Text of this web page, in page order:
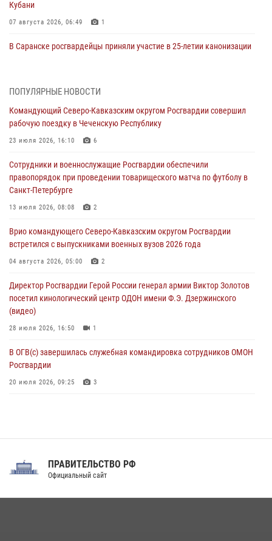
Кубани
07 августа 2026, 06:49 1
В Саранске росгвардейцы приняли участие в 25‑летии канонизации
Народной Республики
07 августа 2026, 05:00
с детьми внутри
07 августа 2026, 04:10 1
Оказавшего сопротивление злоумышленника задержали при
07 августа 2026, 04:00 1
При силовой поддержке спецназа Росгвардии в Красноярском крае
(видео)
1
ПОПУЛЯРНЫЕ НОВОСТИ
Командующий Северо-Кавказским округом Росгвардии совершил
рабочую поездку в Чеченскую Республику
23 июля 2026, 16:10 6
Сотрудники и военнослужащие Росгвардии обеспечили
правопорядок при проведении товарищеского матча по футболу в
Санкт-Петербурге
13 июля 2026, 08:08 2
Врио командующего Северо-Кавказским округом Росгвардии
встретился с выпускниками военных вузов 2026 года
04 августа 2026, 05:00 2
Директор Росгвардии Герой России генерал армии Виктор Золотов
посетил кинологический центр ОДОН имени Ф.Э. Дзержинского
(видео)
28 июля 2026, 16:50 1
В ОГВ(с) завершилась служебная командировка сотрудников ОМОН
Росгвардии
20 июля 2026, 09:25 3
Праздник «Один день с Росгвардией» к 105-летию Центрального
ПРАВИТЕЛЬСТВО РФ
Официальный сайт